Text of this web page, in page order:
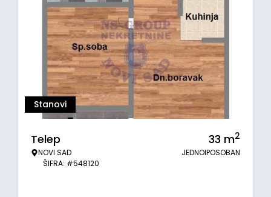
Stanovi
Telep
NOVI SAD
ŠIFRA: #548120
33 m2
JEDNOIPOSOBAN